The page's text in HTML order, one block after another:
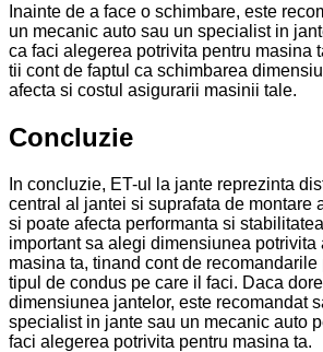
Inainte de a face o schimbare, este
un mecanic auto sau un specialist in
ca faci alegerea potrivita pentru masina
tii cont de faptul ca schimbarea
afecta si costul asigurarii masinii tale.
Concluzie
In concluzie, ET-ul la jante reprezinta
central al jantei si suprafata de montare
si poate afecta performanta si
important sa alegi dimensiunea potrivita
masina ta, tinand cont de
tipul de condus pe care il faci. Daca
dimensiunea jantelor, este recomandat
specialist in jante sau un mecanic auto
faci alegerea potrivita pentru masina ta.